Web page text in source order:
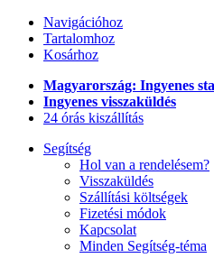
Navigációhoz
Tartalomhoz
Kosárhoz
Magyarország: Ingyenes
Ingyenes visszaküldés
24 órás kiszállítás
Segítség
Hol van a rendelésem?
Visszaküldés
Szállítási költségek
Fizetési módok
Kapcsolat
Minden Segítség-téma